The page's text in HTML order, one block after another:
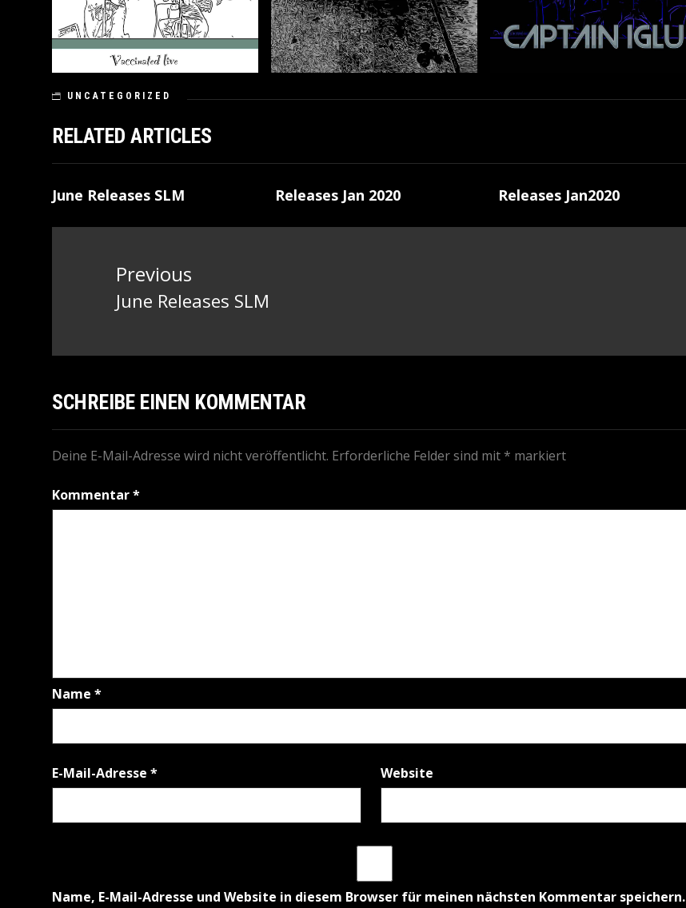
UNCATEGORIZED
RELATED ARTICLES
June Releases SLM Releases Jan 2020 Releases Jan2020
Previous
Previous
June Releases SLM
SCHREIBE EINEN KOMMENTAR
Deine E-Mail-Adresse wird nicht veröffentlicht. Erforderliche Felder sind mit * markiert
Kommentar*
Name *
E-Mail-Adresse * Website
Name, E-Mail-Adresse und Website in diesem Browser für meinen nächsten Kommentar speichern.